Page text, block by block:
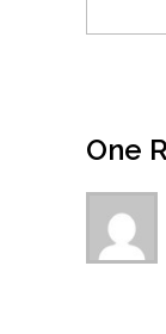
One